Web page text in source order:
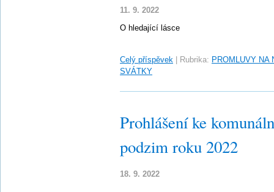
11. 9. 2022
O hledající lásce
Celý příspěvek Rubrika: PROMLUVY NA
SVÁTKY
Prohlášení ke
podzim roku 2022
18. 9. 2022